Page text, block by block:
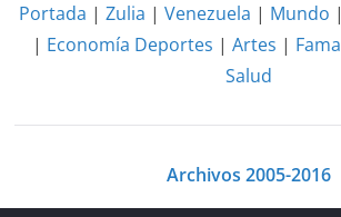
Portada | Zulia | Venezuela | Mundo |
| Economía Deportes | Artes | Fama
Salud
Archivos 2005-2016